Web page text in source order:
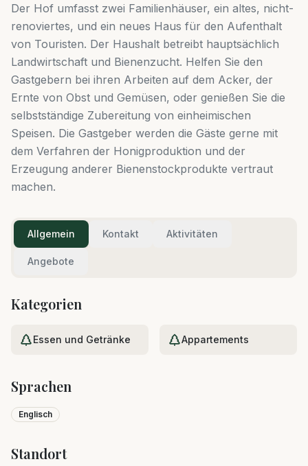
Der Hof umfasst zwei Familienhäuser, ein altes, nicht-
renoviertes, und ein neues Haus für den Aufenthalt
von Touristen. Der Haushalt betreibt hauptsächlich
Landwirtschaft und Bienenzucht. Helfen Sie den
Gastgebern bei ihren Arbeiten auf dem Acker, der
Ernte von Obst und Gemüsen, oder genießen Sie die
selbstständige Zubereitung von einheimischen
Speisen. Die Gastgeber werden die Gäste gerne mit
dem Verfahren der Honigproduktion und der
Erzeugung anderer Bienenstockprodukte vertraut
machen.
Allgemein Kontakt Aktivitäten
Angebote
Kategorien
Essen und Getränke Appartements
Sprachen
Englisch
Standort